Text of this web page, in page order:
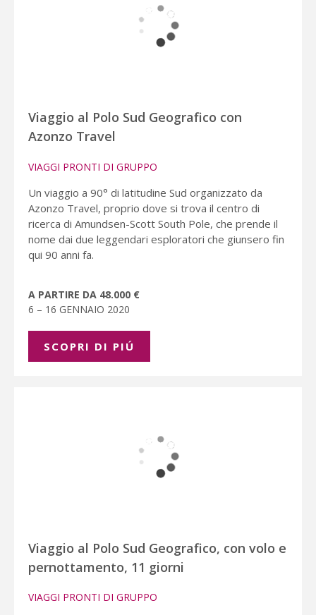
Viaggio al Polo Sud Geografico con
Azonzo Travel
VIAGGI PRONTI DI GRUPPO
Un viaggio a 90° di latitudine Sud organizzato da
Azonzo Travel, proprio dove si trova il centro di
ricerca di Amundsen-Scott South Pole, che prende il
nome dai due leggendari esploratori che giunsero fin
qui 90 anni fa.
A PARTIRE DA 48.000 €
6 – 16 GENNAIO 2020
SCOPRI DI PIÚ
Viaggio al Polo Sud Geografico, con volo e
pernottamento, 11 giorni
VIAGGI PRONTI DI GRUPPO